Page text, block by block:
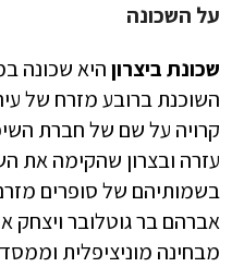
על השכונה
שכונת ביצרוןהיא שכונה
השוכנת ברובע מזרח של
קרויה על שם של חברת
עזרה ובצרון שהקימה את
בשמותיהם של סופרים
אברהם בר גוטלובר ויצחק
מבחינה מוניציפלית